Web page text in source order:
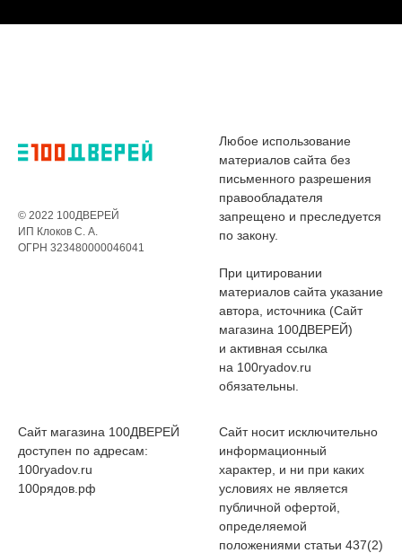
© 2022 100ДВЕРЕЙ
ИП Клоков С. А.
ОГРН 323480000046041
Любое использование
материалов сайта без
письменного разрешения
правообладателя
запрещено и преследуется
по закону.
При цитировании
материалов сайта указание
автора, источника (Сайт
магазина 100ДВЕРЕЙ)
и активная ссылка
на 100ryadov.ru
обязательны.
Сайт магазина 100ДВЕРЕЙ
доступен по адресам:
100ryadov.ru
100рядов.рф
Сайт носит исключительно
информационный
характер, и ни при каких
условиях не является
публичной офертой,
определяемой
положениями статьи 437(2)